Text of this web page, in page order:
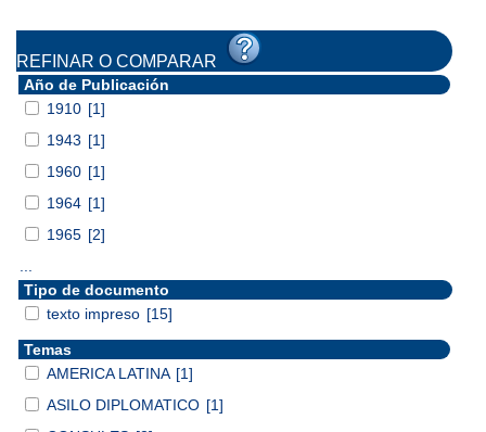
REFINAR O COMPARAR
Año de Publicación
1910 [1]
1943 [1]
1960 [1]
1964 [1]
1965 [2]
Tipo de documento
texto impreso [15]
Temas
AMERICA LATINA [1]
ASILO DIPLOMATICO [1]